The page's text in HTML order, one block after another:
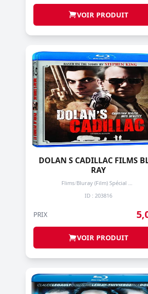
VOIR PRODUIT
DOLAN S CADILLAC FILMS
RAY
Flims/
Bluray (Film) Spécial + de 3 prochain -50%
ID : 203816
PRIX
VOIR PRODUIT